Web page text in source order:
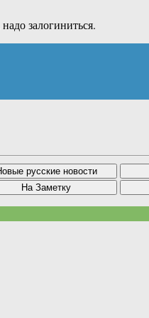
залогиниться.